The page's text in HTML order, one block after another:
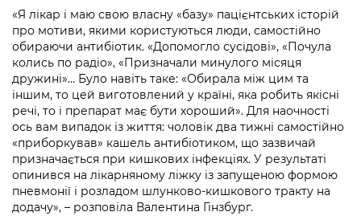
Безбар'єрність
Київська міська військова адміністрація
Міський застосунок Київ Цифровий
Важливе під час воєнного стану
«Я лікар і маю свою власну «базу» пацієнтських історій
про мотиви, якими користуються люди, самостійно
обираючи антибіотик. «Допомогло сусідові», «Почула
колись по радіо», «Призначали минулого місяця
дружині»… Було навіть таке: «Обирала між цим та
іншим, то цей виготовлений у країні, яка робить якісні
речі, то і препарат має бути хороший». Для наочності
ось вам випадок із життя: чоловік два тижні самостійно
«приборкував» кашель антибіотиком, що зазвичай
призначається при кишкових інфекціях. У результаті
опинився на лікарняному ліжку із запущеною формою
пневмонії і розладом шлунково-кишкового тракту на
додачу», – розповіла Валентина Гінзбург.